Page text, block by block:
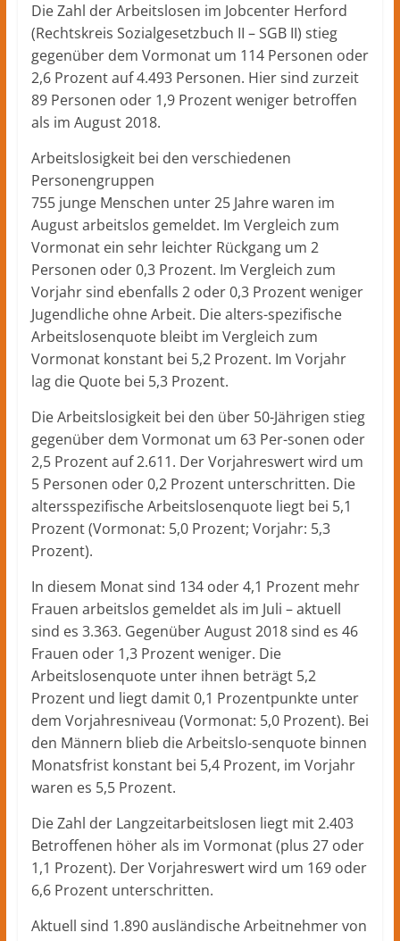
Die Zahl der Arbeitslosen im Jobcenter Herford
(Rechtskreis Sozialgesetzbuch II – SGB II) stieg
gegenüber dem Vormonat um 114 Personen oder
2,6 Prozent auf 4.493 Personen. Hier sind zurzeit
89 Personen oder 1,9 Prozent weniger betroffen
als im August 2018.
Arbeitslosigkeit bei den verschiedenen
Personengruppen
755 junge Menschen unter 25 Jahre waren im
August arbeitslos gemeldet. Im Vergleich zum
Vormonat ein sehr leichter Rückgang um 2
Personen oder 0,3 Prozent. Im Vergleich zum
Vorjahr sind ebenfalls 2 oder 0,3 Prozent weniger
Jugendliche ohne Arbeit. Die alters-spezifische
Arbeitslosenquote bleibt im Vergleich zum
Vormonat konstant bei 5,2 Prozent. Im Vorjahr
lag die Quote bei 5,3 Prozent.
Die Arbeitslosigkeit bei den über 50-Jährigen stieg
gegenüber dem Vormonat um 63 Per-sonen oder
2,5 Prozent auf 2.611. Der Vorjahreswert wird um
5 Personen oder 0,2 Prozent unterschritten. Die
altersspezifische Arbeitslosenquote liegt bei 5,1
Prozent (Vormonat: 5,0 Prozent; Vorjahr: 5,3
Prozent).
In diesem Monat sind 134 oder 4,1 Prozent mehr
Frauen arbeitslos gemeldet als im Juli – aktuell
sind es 3.363. Gegenüber August 2018 sind es 46
Frauen oder 1,3 Prozent weniger. Die
Arbeitslosenquote unter ihnen beträgt 5,2
Prozent und liegt damit 0,1 Prozentpunkte unter
dem Vorjahresniveau (Vormonat: 5,0 Prozent). Bei
den Männern blieb die Arbeitslo-senquote binnen
Monatsfrist konstant bei 5,4 Prozent, im Vorjahr
waren es 5,5 Prozent.
Die Zahl der Langzeitarbeitslosen liegt mit 2.403
Betroffenen höher als im Vormonat (plus 27 oder
1,1 Prozent). Der Vorjahreswert wird um 169 oder
6,6 Prozent unterschritten.
Aktuell sind 1.890 ausländische Arbeitnehmer von